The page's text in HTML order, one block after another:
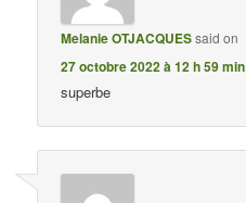
Melanie OTJACQUESsaid on
27 octobre 2022 à 12 h 59 min
superbe